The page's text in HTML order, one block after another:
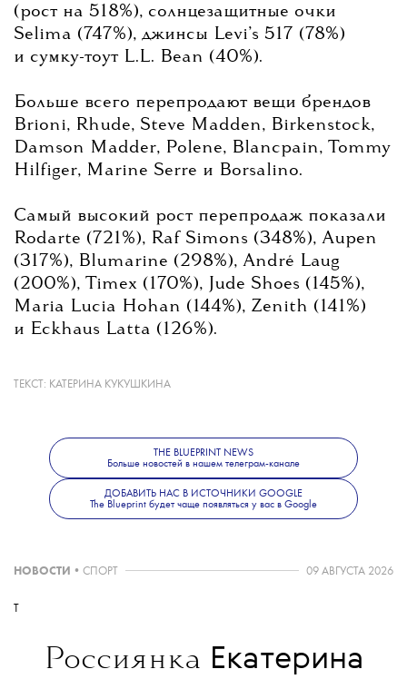
(рост на 518%), солнцезащитные очки
Selima (747%), джинсы Levi’s 517 (78%)
и сумку-тоут L.L. Bean (40%).
Больше всего перепродают вещи брендов
Brioni, Rhude, Steve Madden, Birkenstock,
Damson Madder, Polene, Blancpain, Tommy
Hilfiger, Marine Serre и Borsalino.
Самый высокий рост перепродаж показали
Rodarte (721%), Raf Simons (348%), Aupen
(317%), Blumarine (298%), André Laug
(200%), Timex (170%), Jude Shoes (145%),
Maria Lucia Hohan (144%), Zenith (141%)
и Eckhaus Latta (126%).
Количество объявлений о продаже женских
Giglio (428%), Saint Laurent Y Tote (253%),
Bottega Veneta Arco Tote (177%), Chanel 25
(77%) и Gucci B (73%).
Cartier Demoiselle (80%), Cartier Tank
Américaine (43%), Cartier Tank Française
Ballon Bleu.
ТЕКСТ: КАТЕРИНА КУКУШКИНА
THE BLUEPRINT NEWS
Больше новостей в нашем телеграм-канале
ДОБАВИТЬ НАС В ИСТОЧНИКИ GOOGLE
The Blueprint будет чаще появляться у вас в Google
НОВОСТИ • СПОРТ 09 АВГУСТА 2026
Россиянка Екатерина